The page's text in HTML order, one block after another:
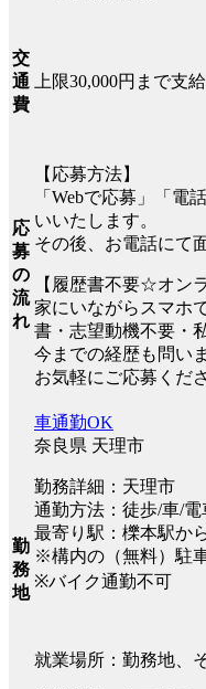
交
通
費
上限30,000円まで支
応
募
の
流
れ
【応募方法】
「Webで応募」「電
いいたします。
その後、お電話にて
【履歴書不要☆オン
家にいながらスマホ
書・志望動機不要・
今までの経歴も問い
お気軽にご応募くだ
勤
務
地
車通勤OK
奈良県 天理市
勤務詳細：天理市
通勤方法：徒歩/車/電
最寄り駅：櫟本駅か
※構内の（無料）駐
※バイク通勤不可
就業場所：勤務地、